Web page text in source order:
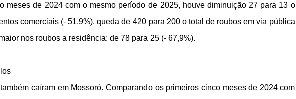
meses de 2024 com o mesmo período de 2025, houve diminuição 27 para 13 o
comerciais (- 51,9%), queda de 420 para 200 o total de roubos em via pública
nos roubos a residência: de 78 para 25 (- 67,9%).
caíram em Mossoró. Comparando os primeiros cinco meses de 2024 com